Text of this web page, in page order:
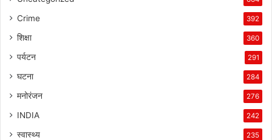
Crime 392
शिक्षा 360
पर्यटन 291
घटना 284
मनोरंजन 276
INDIA 242
स्वास्थ्य 235